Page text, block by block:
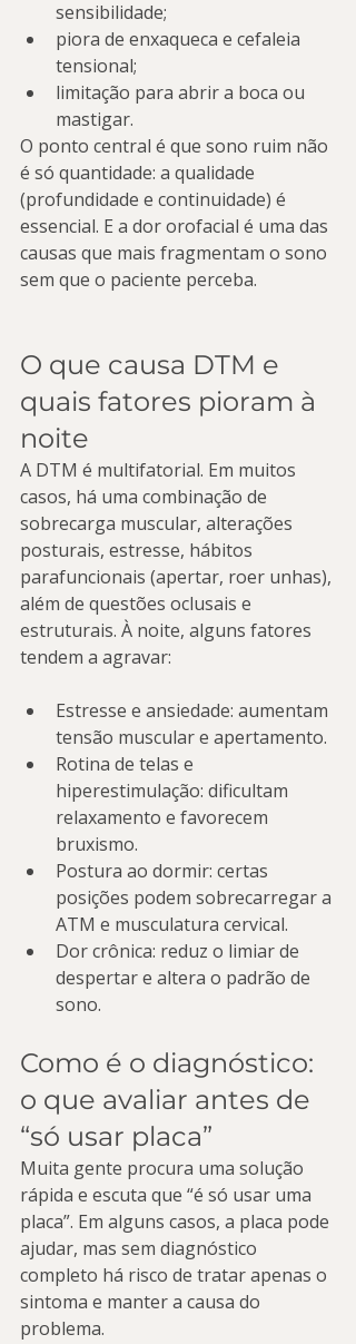
sensibilidade;
piora de enxaqueca e cefaleia
tensional;
limitação para abrir a boca ou
mastigar.
O ponto central é que sono ruim não
é só quantidade: a qualidade
(profundidade e continuidade) é
essencial. E a dor orofacial é uma das
causas que mais fragmentam o sono
sem que o paciente perceba.
O que causa DTM e
quais fatores pioram à
noite
A DTM é multifatorial. Em muitos
casos, há uma combinação de
sobrecarga muscular, alterações
posturais, estresse, hábitos
parafuncionais (apertar, roer unhas),
além de questões oclusais e
estruturais. À noite, alguns fatores
tendem a agravar:
Estresse e ansiedade: aumentam
tensão muscular e apertamento.
Rotina de telas e
hiperestimulação: dificultam
relaxamento e favorecem
bruxismo.
Postura ao dormir: certas
posições podem sobrecarregar a
ATM e musculatura cervical.
Dor crônica: reduz o limiar de
despertar e altera o padrão de
sono.
Como é o diagnóstico:
o que avaliar antes de
“só usar placa”
Muita gente procura uma solução
rápida e escuta que “é só usar uma
placa”. Em alguns casos, a placa pode
ajudar, mas sem diagnóstico
completo há risco de tratar apenas o
sintoma e manter a causa do
problema.